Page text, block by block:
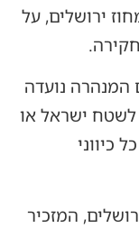
ירושלים, על
המנהרה נועדה
לשטח ישראל או
כיווני
המזכיר